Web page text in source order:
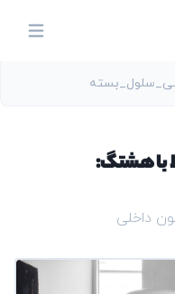
menu
با هشتگ:
داخلی